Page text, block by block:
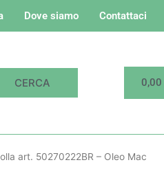
Dove siamo Contattaci
0,00
art. 50270222BR – Oleo Mac